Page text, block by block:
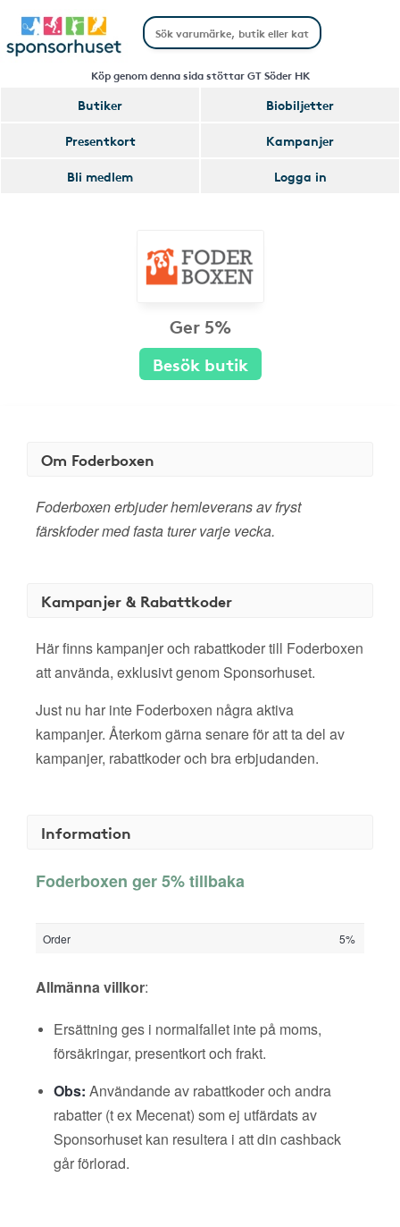
Köp genom denna sida stöttar GT Söder HK
Butiker
Biobiljetter
Presentkort
Kampanjer
Bli medlem
Logga in
Ger 5%
Besök butik
Om Foderboxen
Foderboxen erbjuder hemleverans av fryst
färskfoder med fasta turer varje vecka.
Kampanjer & Rabattkoder
Här finns kampanjer och rabattkoder till Foderboxen
att använda, exklusivt genom Sponsorhuset.
Just nu har inte Foderboxen några aktiva
kampanjer. Återkom gärna senare för att ta del av
kampanjer, rabattkoder och bra erbjudanden.
Information
Foderboxen ger 5% tillbaka
Order 5%
Allmänna villkor:
Ersättning ges i normalfallet inte på moms,
försäkringar, presentkort och frakt.
Obs: Användande av rabattkoder och andra
rabatter (t ex Mecenat) som ej utfärdats av
Sponsorhuset kan resultera i att din cashback
går förlorad.